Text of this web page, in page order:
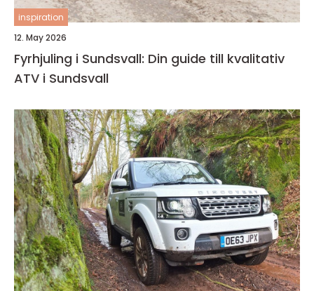
inspiration
12. May 2026
Fyrhjuling i Sundsvall: Din guide till kvalitativ
ATV i Sundsvall